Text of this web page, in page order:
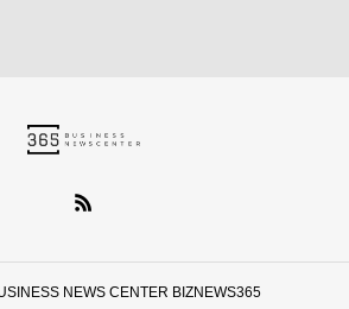
NEWS CENTER BIZNEWS365